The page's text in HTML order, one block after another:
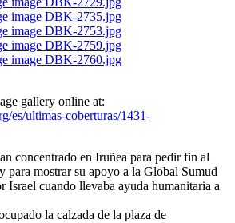
gallery online at:
es/ultimas-coberturas/1431-
concentrado en Iruñea para pedir fin al
para mostrar su apoyo a la Global Sumud
Israel cuando llevaba ayuda humanitaria a
la calzada de la plaza de